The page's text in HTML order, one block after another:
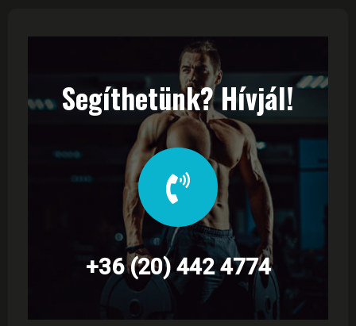
Segíthetünk? Hívjál!
+36 (20) 442 4774